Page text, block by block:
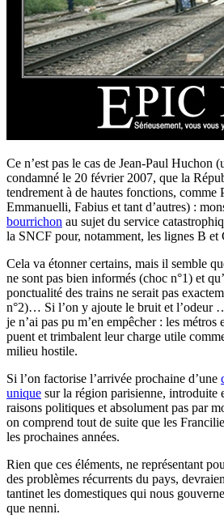
Ce n’est pas le cas de Jean-Paul Huchon
condamné le 20 février 2007, que la
tendrement à de hautes fonctions, comme
Emmanuelli, Fabius et tant d’autres) :
bourrichon au sujet du service
la SNCF pour, notamment, les lignes B et
Cela va étonner certains, mais il semble
ne sont pas bien informés (choc n°1) et
ponctualité des trains ne serait pas
n°2)… Si l’on y ajoute le bruit et l’odeur
je n’ai pas pu m’en empêcher : les
puent et trimbalent leur charge utile
milieu hostile.
Si l’on factorise l’arrivée prochaine d’une
unique sur la région parisienne, introduite
raisons politiques et absolument pas par
on comprend tout de suite que les
les prochaines années.
Rien que ces éléments, ne représentant
des problèmes récurrents du pays,
tantinet les domestiques qui nous
que nenni.